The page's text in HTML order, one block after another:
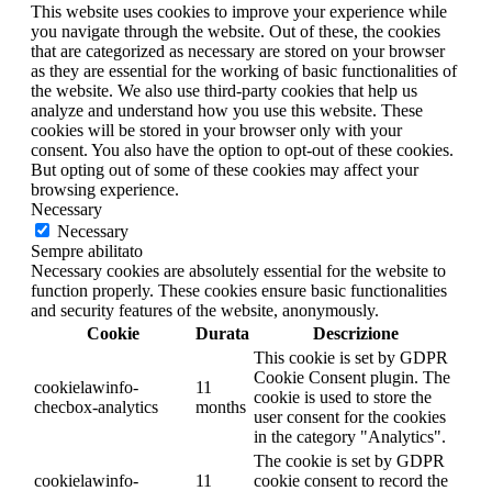
This website uses cookies to improve your experience while
you navigate through the website. Out of these, the cookies
that are categorized as necessary are stored on your browser
as they are essential for the working of basic functionalities of
the website. We also use third-party cookies that help us
analyze and understand how you use this website. These
cookies will be stored in your browser only with your
consent. You also have the option to opt-out of these cookies.
But opting out of some of these cookies may affect your
browsing experience.
Necessary
Necessary
Sempre abilitato
Necessary cookies are absolutely essential for the website to
function properly. These cookies ensure basic functionalities
and security features of the website, anonymously.
Cookie
Durata Descrizione
cookielawinfo-
checbox-analytics
11
months
This cookie is set by GDPR
Cookie Consent plugin. The
cookie is used to store the
user consent for the cookies
in the category "Analytics".
cookielawinfo-
11
The cookie is set by GDPR
cookie consent to record the